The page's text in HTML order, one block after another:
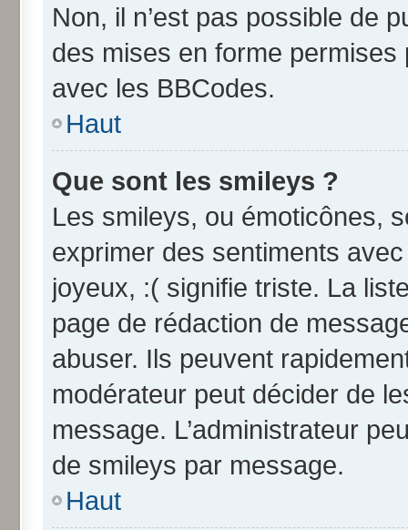
Non, il n’est pas possible de
des mises en forme
avec les BBCodes.
Haut
Que sont les smileys ?
Les smileys, ou émoticônes,
exprimer des sentiments
joyeux, :( signifie triste. La
page de rédaction de
abuser. Ils peuvent
modérateur peut décider de
message. L’administrateur
de smileys par message.
Haut